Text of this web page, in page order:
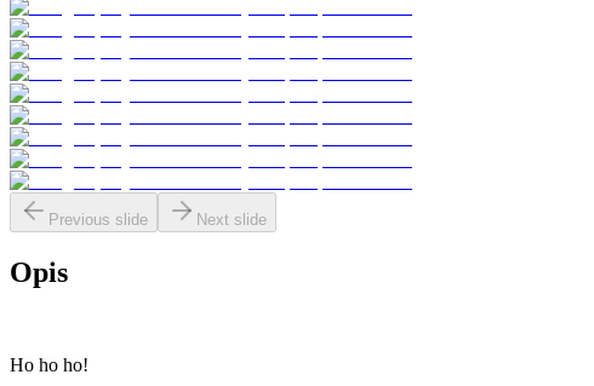
Previous slide Next slide
Opis
Ho ho ho!